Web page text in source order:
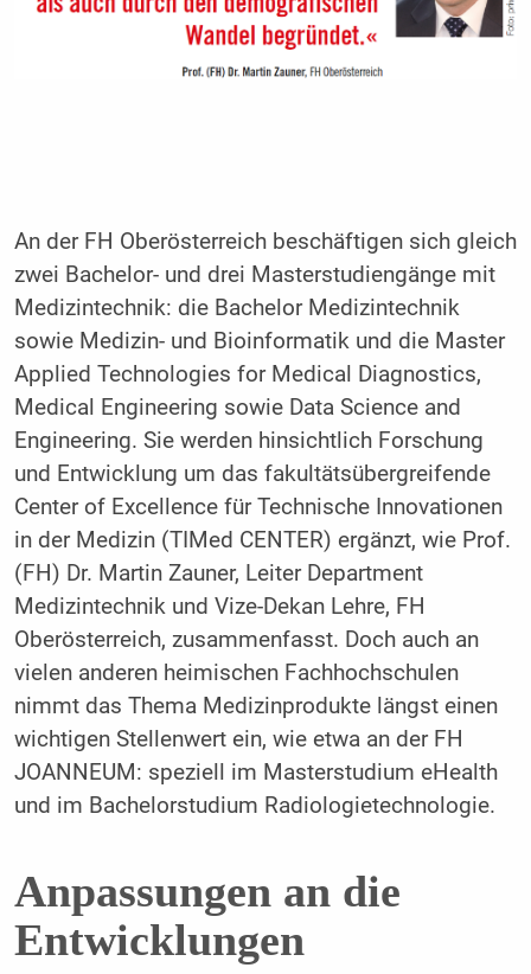
An der FH Oberösterreich beschäftigen sich gleich
zwei Bachelor- und drei Masterstudiengänge mit
Medizintechnik: die Bachelor Medizintechnik
sowie Medizin- und Bioinformatik und die Master
Applied Technologies for Medical Diagnostics,
Medical Engineering sowie Data Science and
Engineering. Sie werden hinsichtlich Forschung
und Entwicklung um das fakultätsübergreifende
Center of Excellence für Technische Innovationen
in der Medizin (TIMed CENTER) ergänzt, wie Prof.
(FH) Dr. Martin Zauner, Leiter Department
Medizintechnik und Vize-Dekan Lehre, FH
Oberösterreich, zusammenfasst. Doch auch an
vielen anderen heimischen Fachhochschulen
nimmt das Thema Medizinprodukte längst einen
wichtigen Stellenwert ein, wie etwa an der FH
JOANNEUM: speziell im Masterstudium eHealth
und im Bachelorstudium Radiologietechnologie.
Anpassungen an die
Entwicklungen